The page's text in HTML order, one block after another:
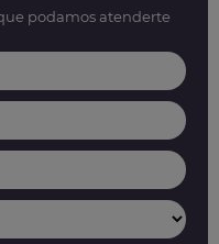
podamos atenderte